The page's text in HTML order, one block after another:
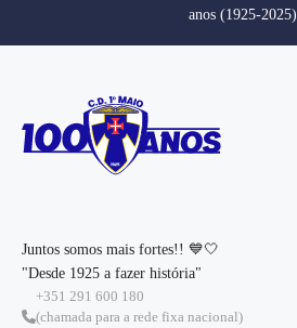
anos (1925-2025)
Juntos somos mais fortes!! 💙🤍
"Desde 1925 a fazer história"
+351 291 600 180
(chamada para a rede fixa nacional)